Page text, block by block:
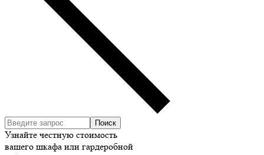
Узнайте честную стоимость
вашего шкафа или гардеробной